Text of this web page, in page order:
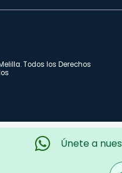
Todos los Derechos
Únete a